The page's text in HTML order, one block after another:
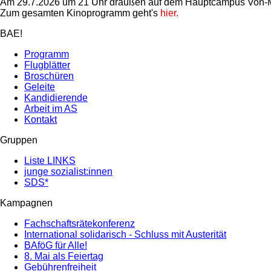
Zum gesamten Kinoprogramm geht's hier.
BAE!
Programm
Flugblätter
Broschüren
Geleite
Kandidierende
Arbeit im AS
Kontakt
Gruppen
Liste LINKS
junge sozialist:innen
SDS*
Kampagnen
Fachschaftsrätekonferenz
International solidarisch - Schluss mit Austerität
BAföG für Alle!
8. Mai als Feiertag
Gebührenfreiheit